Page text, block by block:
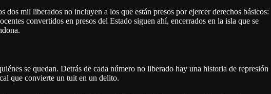
dos mil liberados no incluyen a los que están presos por ejercer derechos básicos:
convertidos en presos del Estado siguen ahí, encerrados en la isla que se
se quedan. Detrás de cada número no liberado hay una historia de represión
que convierte un tuit en un delito.